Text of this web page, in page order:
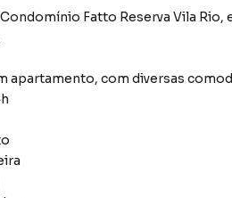
Fatto Reserva Vila Rio,
apartamento, com diversas